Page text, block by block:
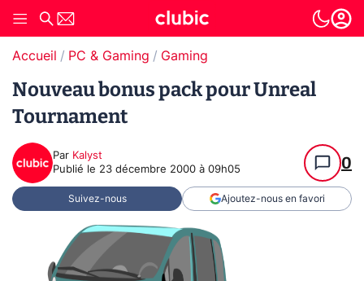
Accueil PC & Gaming Gaming
Nouveau bonus pack pour Unreal
Tournament
Par Kalyst
Publié le 23 décembre 2000 à 09h05 0
Suivez-nous Ajoutez-nous en favori